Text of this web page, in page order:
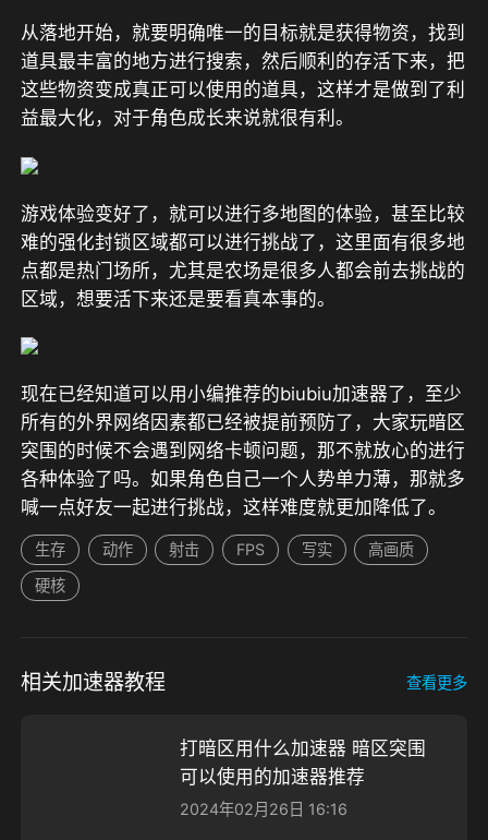
从落地开始，就要明确唯一的目标就是获得物资，找到
道具最丰富的地方进行搜索，然后顺利的存活下来，把
这些物资变成真正可以使用的道具，这样才是做到了利
益最大化，对于角色成长来说就很有利。
游戏体验变好了，就可以进行多地图的体验，甚至比较
难的强化封锁区域都可以进行挑战了，这里面有很多地
点都是热门场所，尤其是农场是很多人都会前去挑战的
区域，想要活下来还是要看真本事的。
现在已经知道可以用小编推荐的biubiu加速器了，至少
所有的外界网络因素都已经被提前预防了，大家玩暗区
突围的时候不会遇到网络卡顿问题，那不就放心的进行
各种体验了吗。如果角色自己一个人势单力薄，那就多
喊一点好友一起进行挑战，这样难度就更加降低了。
生存 动作 射击 FPS 写实
高画质
硬核
相关加速器教程 查看更多
打暗区用什么加速器 暗区突围
可以使用的加速器推荐
2024年02月26日 16:16